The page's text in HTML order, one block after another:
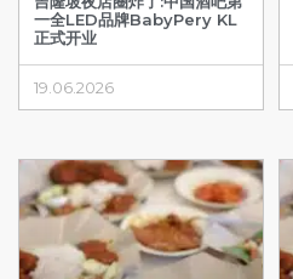
一全LED品牌BabyPery KL
正式开业
19.06.2026